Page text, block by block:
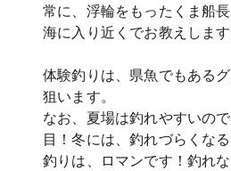
常に、浮輪をもったくま船
海に入り近くでお教えします
体験釣りは、県魚でもある
狙います。
なお、夏場は釣れやすいの
目！冬には、釣れづらくなる
釣りは、ロマンです！釣れ